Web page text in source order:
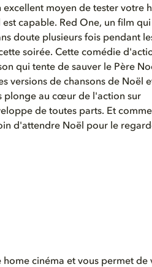
excellent moyen de tester votre
capable. Red One, un film qui
doute plusieurs fois pendant
soirée. Cette comédie
qui tente de sauver le Père
versions de chansons de Noël
plonge au cœur de l'action sur
de toutes parts. Et comme
d'attendre Noël pour le
cinéma et vous permet de